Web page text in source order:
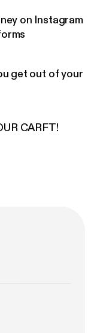
on Instagram
get out of your
CARFT!